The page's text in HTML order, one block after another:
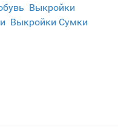
Выкройки
Выкройки Сумки